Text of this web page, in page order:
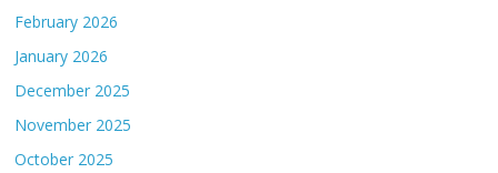
February 2026
January 2026
December 2025
November 2025
October 2025